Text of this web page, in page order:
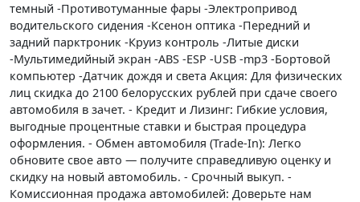
темный -Противотуманные фары -Электропривод
водительского сидения -Ксенон оптика -Передний и
задний парктроник -Круиз контроль -Литые диски
-Мультимедийный экран -ABS -ESP -USB -mp3 -Бортовой
компьютер -Датчик дождя и света Акция: Для физических
лиц скидка до 2100 белорусских рублей при сдаче своего
автомобиля в зачет. - Кредит и Лизинг: Гибкие условия,
выгодные процентные ставки и быстрая процедура
оформления. - Обмен автомобиля (Trade-In): Легко
обновите свое авто — получите справедливую оценку и
скидку на новый автомобиль. - Срочный выкуп. -
Комиссионная продажа автомобилей: Доверьте нам